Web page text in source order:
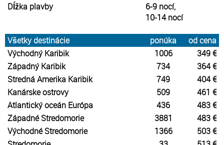
Dĺžka plavby
6-9 nocí,
10-14 nocí
Všetky destinácie ponúka
od cena
Východný Karibik
1006
349 €
Západný Karibik
734
364 €
Stredná Amerika Karibik
749
404 €
Kanárske ostrovy
509
461 €
Atlantický oceán Európa
436
483 €
Západné Stredomorie
3881
483 €
Východné Stredomorie
1366
503 €